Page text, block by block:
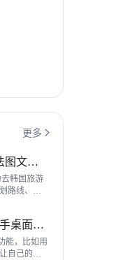
更多 
NaverMap小白使用方法图文教程
韩国旅游
路线、导
vivo手机添加淘宝小助手桌面挂件方法
能，比如用
自己的购